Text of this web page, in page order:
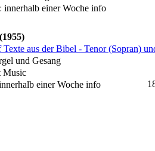
innerhalb einer Woche info
Texte aus der Bibel - Tenor (Sopran)
und Gesang
Music
einer Woche info